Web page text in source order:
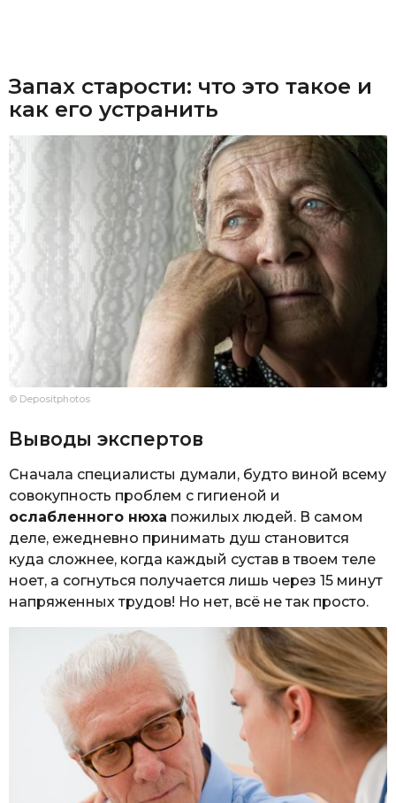
Запах старости: что это такое и
как его устранить
© Depositphotos
Выводы экспертов
Сначала специалисты думали, будто виной всему
совокупность проблем с гигиеной и
ослабленного нюха пожилых людей. В самом
деле, ежедневно принимать душ становится
куда сложнее, когда каждый сустав в твоем теле
ноет, а согнуться получается лишь через 15 минут
напряженных трудов! Но нет, всё не так просто.